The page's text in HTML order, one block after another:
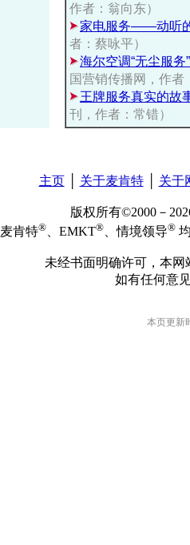
作者：翁向东）
家电服务——动听
者：蔡咏平）
海尔空调“无尘服
国营销传播网，作者
王牌服务真实的故
刊，作者：常错）
主页│ 关于麦肯特│ 关于
版权所有©2000－
麦肯特® 、EMKT® 、情境领导®
未经书面明确许可，本
如有任何意
本页更新